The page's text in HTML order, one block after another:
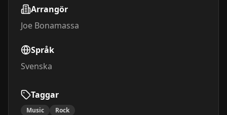
Arrangör
Joe Bonamassa
Språk
Svenska
Taggar
Music Rock